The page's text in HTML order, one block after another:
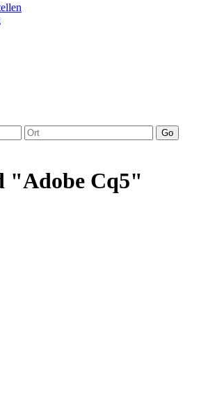
Go
"Adobe Cq5"